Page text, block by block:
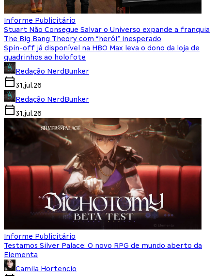
Informe Publicitário
Stuart Não Consegue Salvar o Universo expande a franquia
The Big Bang Theory com “herói” inesperado
Spin-off já disponível na HBO Max leva o dono da loja de
quadrinhos ao holofote
Redação NerdBunker
31.jul.26
Redação NerdBunker
31.jul.26
Informe Publicitário
Testamos Silver Palace: O novo RPG de mundo aberto da
Elementa
Camila Hortencio